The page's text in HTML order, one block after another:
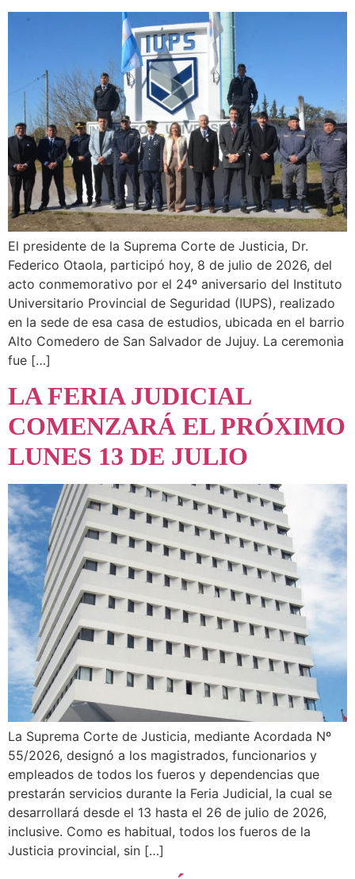
El presidente de la Suprema Corte de Justicia, Dr.
Federico Otaola, participó hoy, 8 de julio de 2026, del
acto conmemorativo por el 24º aniversario del Instituto
Universitario Provincial de Seguridad (IUPS), realizado
en la sede de esa casa de estudios, ubicada en el barrio
Alto Comedero de San Salvador de Jujuy. La ceremonia
fue […]
LA FERIA JUDICIAL
COMENZARÁ EL PRÓXIMO
LUNES 13 DE JULIO
La Suprema Corte de Justicia, mediante Acordada Nº
55/2026, designó a los magistrados, funcionarios y
empleados de todos los fueros y dependencias que
prestarán servicios durante la Feria Judicial, la cual se
desarrollará desde el 13 hasta el 26 de julio de 2026,
inclusive. Como es habitual, todos los fueros de la
Justicia provincial, sin […]